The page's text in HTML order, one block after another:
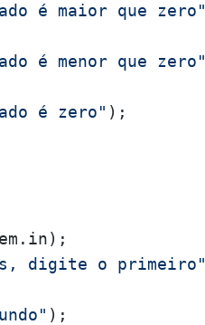
é maior que zero"
é menor que zero"
é zero" );
digite o primeiro"
);